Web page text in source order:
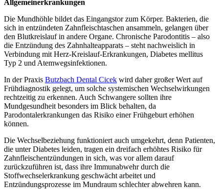
Allgemeinerkrankungen
Die Mundhöhle bildet das Eingangstor zum Körper. Bakterien, die
sich in entzündeten Zahnfleischtaschen ansammeln, gelangen über
den Blutkreislauf in andere Organe. Chronische Parodontitis – also
die Entzündung des Zahnhalteapparats – steht nachweislich in
Verbindung mit Herz-Kreislauf-Erkrankungen, Diabetes mellitus
Typ 2 und Atemwegsinfektionen.
In der Praxis Butzbach Dental Cicek wird daher großer Wert auf
Frühdiagnostik gelegt, um solche systemischen Wechselwirkungen
rechtzeitig zu erkennen. Auch Schwangere sollten ihre
Mundgesundheit besonders im Blick behalten, da
Parodontalerkrankungen das Risiko einer Frühgeburt erhöhen
können.
Die Wechselbeziehung funktioniert auch umgekehrt, denn Patienten,
die unter Diabetes leiden, tragen ein dreifach erhöhtes Risiko für
Zahnfleischentzündungen in sich, was vor allem darauf
zurückzuführen ist, dass ihre Immunabwehr durch die
Stoffwechselerkrankung geschwächt arbeitet und
Entzündungsprozesse im Mundraum schlechter abwehren kann.